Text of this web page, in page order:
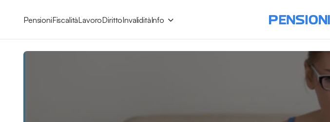
PensioniFiscalitàLavoroDirittoInvaliditàInfo